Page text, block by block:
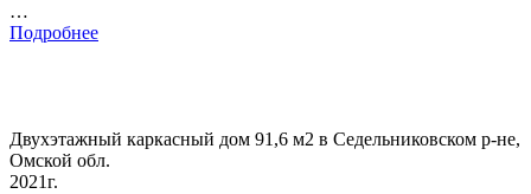
…
Подробнее
Двухэтажный каркасный дом 91,6 м2 в Седельниковском р-не,
Омской обл.
2021г.